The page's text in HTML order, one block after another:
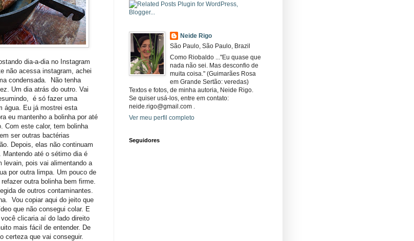
dia-a-dia no Instagram
não acessa instagram, achei
condensada. Não tenha
Um dia atrás do outro. Vai
é só fazer uma
água. Eu já mostrei esta
eu mantenho a bolinha por até
Com este calor, tem bolinha
ser outras bactérias
Depois, elas não continuam
Mantendo até o sétimo dia é
levain, pois vai alimentando a
por outra limpa. Um pouco de
outra bolinha bem firme.
de outros contaminantes.
Vou copiar aqui do jeito que
que não consegui colar. E
clicaria aí do lado direito
mais fácil de entender. De
certeza que vai conseguir.
Neide Rigo
São Paulo, São Paulo, Brazil
Como Riobaldo ..."Eu quase que
nada não sei. Mas desconfio de
muita coisa." (Guimarães Rosa
em Grande Sertão: veredas)
Textos e fotos, de minha autoria, Neide Rigo.
Se quiser usá-los, entre em contato:
neide.rigo@gmail.com .
Ver meu perfil completo
Seguidores